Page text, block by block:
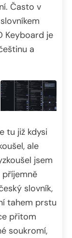
Často v
Keyboard je
a
tu již kdysi
ale
jsem
příjemně
slovník,
tahem prstu
přitom
soukromí,